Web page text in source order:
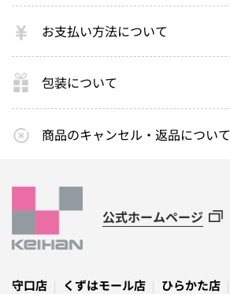
お支払い方法について
包装について
商品のキャンセル・返品について
公式ホームページ
守口店 くずはモール店 ひらかた店